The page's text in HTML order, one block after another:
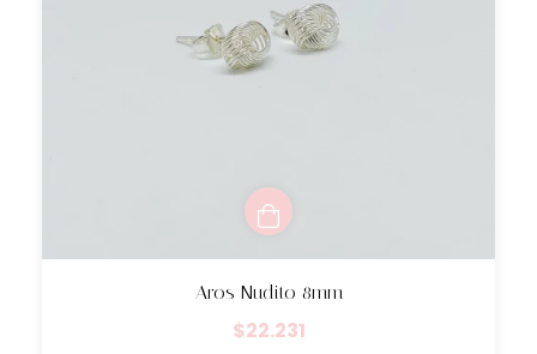
Aros Nudito 8mm
$22.231